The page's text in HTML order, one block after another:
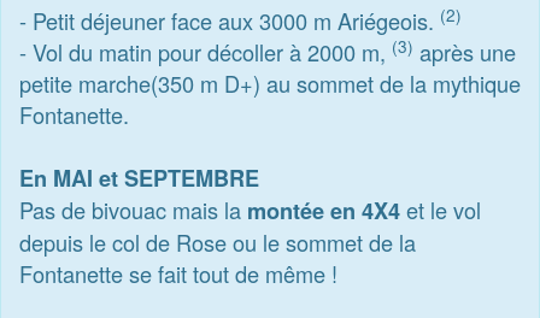
- Petit déjeuner face aux 3000 m Ariégeois. (2)
- Vol du matin pour décoller à 2000 m, (3) après une
petite marche(350 m D+) au sommet de la mythique
Fontanette.
En MAI et SEPTEMBRE
Pas de bivouac mais la montée en 4X4et le vol
depuis le col de Rose ou le sommet de la
Fontanette se fait tout de même !